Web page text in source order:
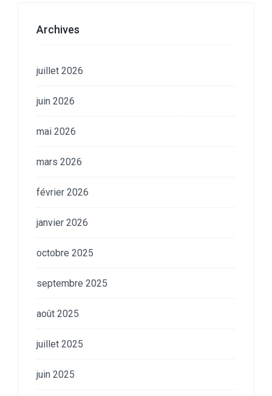
Archives
juillet 2026
juin 2026
mai 2026
mars 2026
février 2026
janvier 2026
octobre 2025
septembre 2025
août 2025
juillet 2025
juin 2025